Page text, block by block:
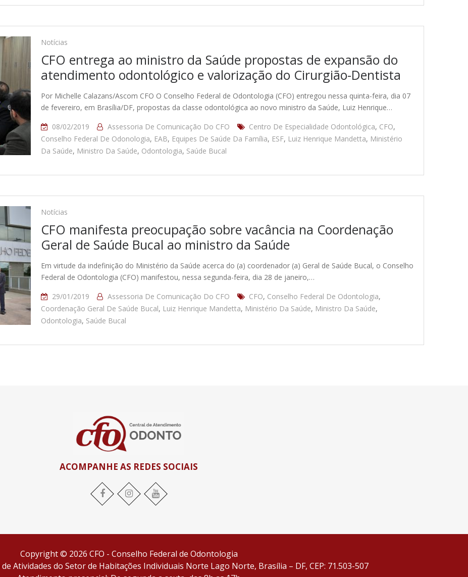
Notícias
CFO entrega ao ministro da Saúde propostas de expansão do
atendimento odontológico e valorização do Cirurgião-Dentista
Por Michelle Calazans/Ascom CFO O Conselho Federal de Odontologia (CFO) entregou nessa quinta-feira, dia 07
de fevereiro, em Brasília/DF, propostas da classe odontológica ao novo ministro da Saúde, Luiz Henrique…
08/02/2019
Assessoria De Comunicação Do CFO Centro De Especialidade Odontológica, CFO,
Conselho Federal De Odonologia, EAB, Equipes De Saúde Da Família, ESF, Luiz Henrique Mandetta, Ministério
Da Saúde, Ministro Da Saúde, Odontologia, Saúde Bucal
Notícias
CFO manifesta preocupação sobre vacância na Coordenação
Geral de Saúde Bucal ao ministro da Saúde
Em virtude da indefinição do Ministério da Saúde acerca do (a) coordenador (a) Geral de Saúde Bucal, o Conselho
Federal de Odontologia (CFO) manifestou, nessa segunda-feira, dia 28 de janeiro,…
29/01/2019
Assessoria De Comunicação Do CFO CFO, Conselho Federal De Odontologia,
Coordenação Geral De Saúde Bucal, Luiz Henrique Mandetta, Ministério Da Saúde, Ministro Da Saúde,
Odontologia, Saúde Bucal
ACOMPANHE AS REDES SOCIAIS
Facebook Instagram YouTube
Copyright © 2026 CFO - Conselho Federal de Odontologia
Atividades do Setor de Habitações Individuais Norte Lago Norte, Brasília – DF, CEP: 71.503-507